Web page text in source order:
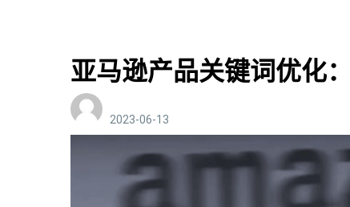
亚马逊产品关键词优化
2023-06-13